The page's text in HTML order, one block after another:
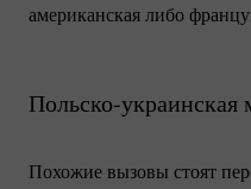
американская либо
Польско-украинская
Похожие вызовы стоят